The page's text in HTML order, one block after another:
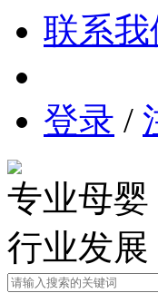
联系我
登录 /
专业母婴
行业发展